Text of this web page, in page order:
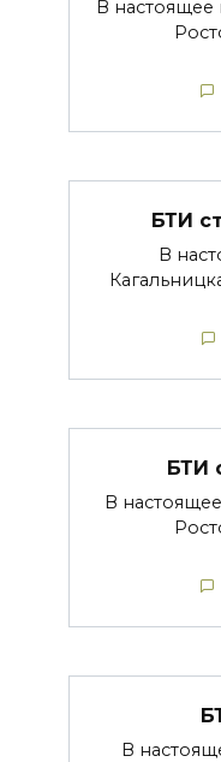
В настоящее
БТИ
В
БТИ
В
В